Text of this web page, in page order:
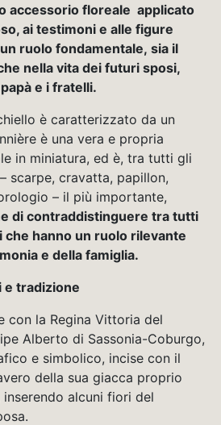
accessorio floreale applicato
ai testimoni e alle figure
ruolo fondamentale, sia il
nella vita dei futuri sposi,
e i fratelli.
è caratterizzato da un
è una vera e propria
in miniatura, ed è, tra tutti gli
scarpe, cravatta, papillon,
– il più importante,
di contraddistinguere tra tutti
che hanno un ruolo rilevante
e della famiglia.
e tradizione
con la Regina Vittoria del
Alberto di Sassonia-Coburgo,
e simbolico, incise con il
della sua giacca proprio
inserendo alcuni fiori del